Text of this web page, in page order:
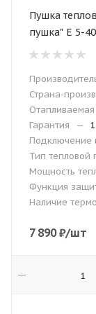
Пушка
пушка" E 5-
Страна-
Гарантия
—
Подключение
Тип тепловой
Мощность
Функция
Наличие
7 890₽/шт